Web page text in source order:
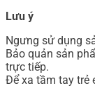
Lưu ý
Ngưng sử dụng
Bảo quản sản
trực tiếp.
Để xa tầm tay trẻ